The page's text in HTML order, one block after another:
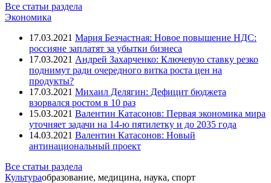
Все статьи раздела
Экономика
17.03.2021 Мария Безчастная: Новое повышение НДС:
россияне заплатят за убытки бизнеса
17.03.2021 Андрей Захарченко: Ключевую ставку резко
поднимут ради очередного витка роста цен на
продукты?
17.03.2021 Михаил Делягин: Дефицит бюджета
взорвался ростом в 10 раз
15.03.2021 Валентин Катасонов: Первая экономика мира
уточняет задачи на 14-ю пятилетку и до 2035 года
14.03.2021 Валентин Катасонов: Новый
антинациональный проект
Все статьи раздела
Культураобразование, медицина, наука, спорт